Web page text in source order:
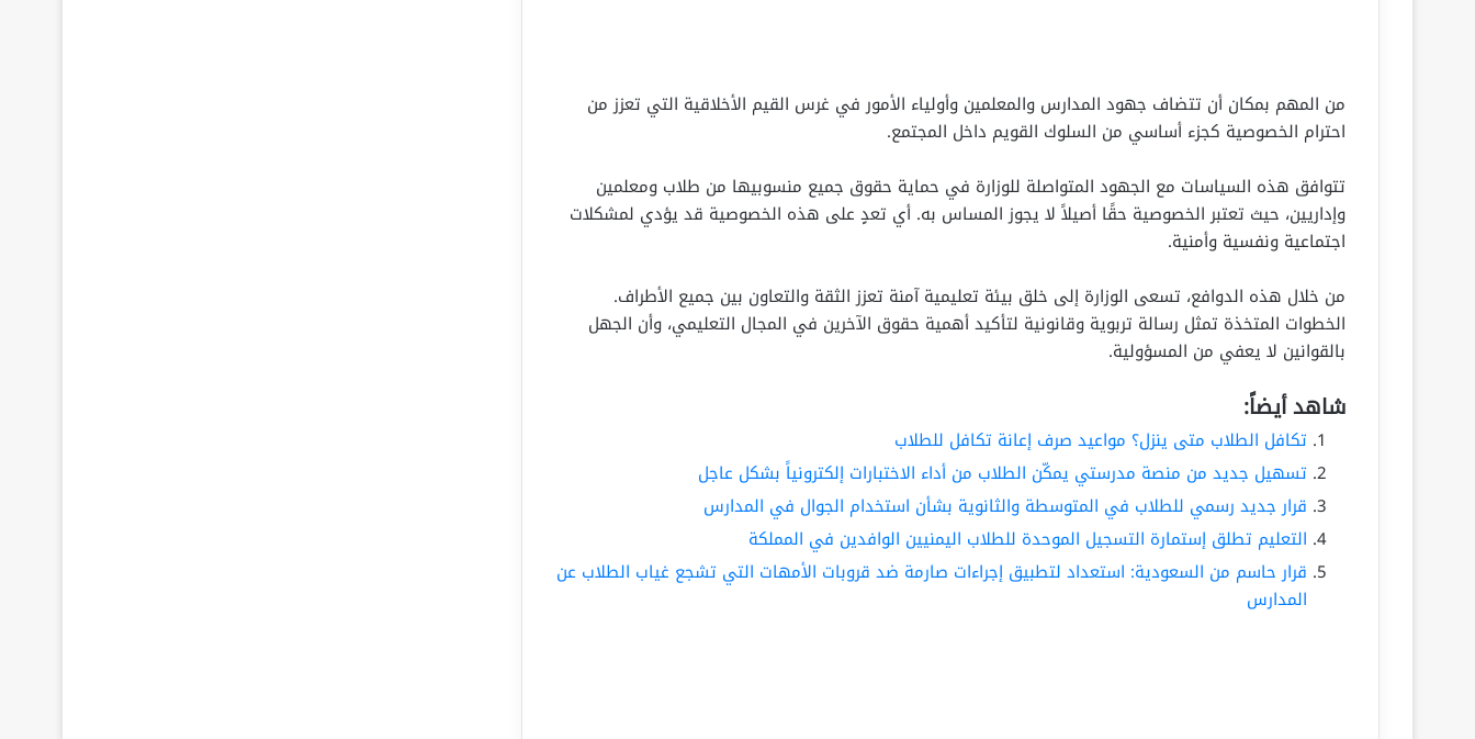
من المهم بمكان أن تتضاف جهود المدارس والمعلمين وأولياء الأمور في غرس القيم الأخلاقية التي تعزز من
احترام الخصوصية كجزء أساسي من السلوك القويم داخل المجتمع.
تتوافق هذه السياسات مع الجهود المتواصلة للوزارة في حماية حقوق جميع منسوبيها من طلاب ومعلمين
وإداريين، حيث تعتبر الخصوصية حقًا أصيلاً لا يجوز المساس به. أي تعدٍ على هذه الخصوصية قد يؤدي لمشكلات
اجتماعية ونفسية وأمنية.
من خلال هذه الدوافع، تسعى الوزارة إلى خلق بيئة تعليمية آمنة تعزز الثقة والتعاون بين جميع الأطراف.
الخطوات المتخذة تمثل رسالة تربوية وقانونية لتأكيد أهمية حقوق الآخرين في المجال التعليمي، وأن الجهل
بالقوانين لا يعفي من المسؤولية.
شاهد أيضاً:
تكافل الطلاب متى ينزل؟ مواعيد صرف إعانة تكافل للطلاب
تسهيل جديد من منصة مدرستي يمكّن الطلاب من أداء الاختبارات إلكترونياً بشكل عاجل
قرار جديد رسمي للطلاب في المتوسطة والثانوية بشأن استخدام الجوال في المدارس
التعليم تطلق إستمارة التسجيل الموحدة للطلاب اليمنيين الوافدين في المملكة
قرار حاسم من السعودية: استعداد لتطبيق إجراءات صارمة ضد قروبات الأمهات التي تشجع غياب الطلاب عن
المدارس